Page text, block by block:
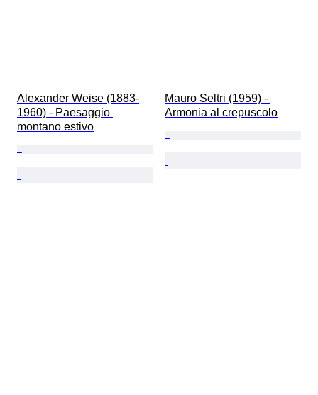
Alexander Weise (1883-
1960) - Paesaggio
montano estivo
Mauro Seltri (1959) -
Armonia al crepuscolo